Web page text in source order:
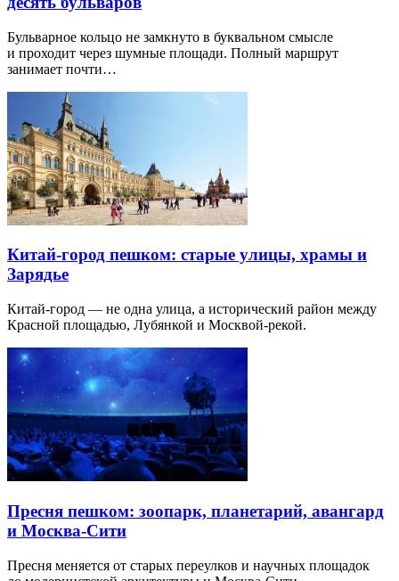
Бульварное кольцо не замкнуто в буквальном смысле
и проходит через шумные площади. Полный маршрут
занимает почти…
Китай-город пешком: старые улицы, храмы и
Зарядье
Китай-город — не одна улица, а исторический район между
Красной площадью, Лубянкой и Москвой-рекой.
Пресня пешком: зоопарк, планетарий, авангард
и Москва-Сити
Пресня меняется от старых переулков и научных площадок